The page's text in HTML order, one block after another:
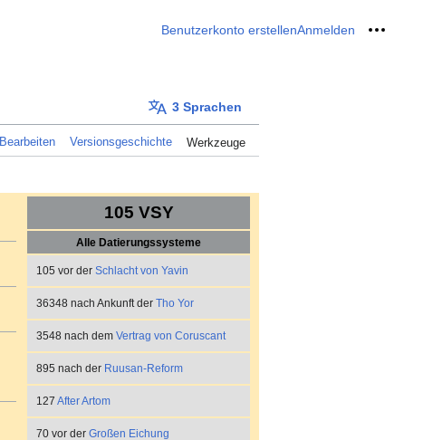
Benutzerkonto erstellenAnmelden Meine
3 Sprachen
Bearbeiten Versionsgeschichte Werkzeuge
105 VSY
Alle Datierungssysteme
105 vor der Schlacht von Yavin
36348 nach Ankunft der Tho Yor
3548 nach dem Vertrag von Coruscant
895 nach der Ruusan-Reform
127 After Artom
70 vor der Großen Eichung